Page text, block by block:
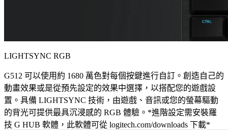
LIGHTSYNC RGB
G512 可以使用約 1680 萬色對每個按鍵進行自訂。創造自己的
動畫效果或是從預先設定的效果中選擇，以搭配您的遊戲設
置。具備 LIGHTSYNC 技術，由遊戲、音訊或您的螢幕驅動
的背光可提供最具沉浸感的 RGB 體驗。*進階設定需安裝羅
技 G HUB 軟體，此軟體可從 logitech.com/downloads 下載*